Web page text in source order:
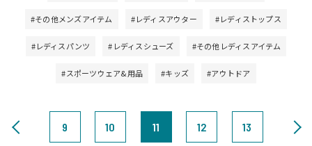
#その他メンズアイテム #レディスアウター #レディストップス
#レディスパンツ #レディスシューズ #その他レディスアイテム
#スポーツウェア&用品 #キッズ #アウトドア
9 10 11 12 13